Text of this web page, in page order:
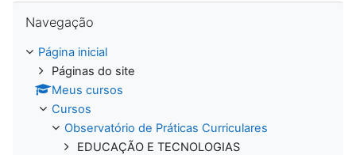
Navegação
Página inicial
Páginas do site
Meus cursos
Cursos
Observatório de Práticas Curriculares
EDUCAÇÃO E TECNOLOGIAS